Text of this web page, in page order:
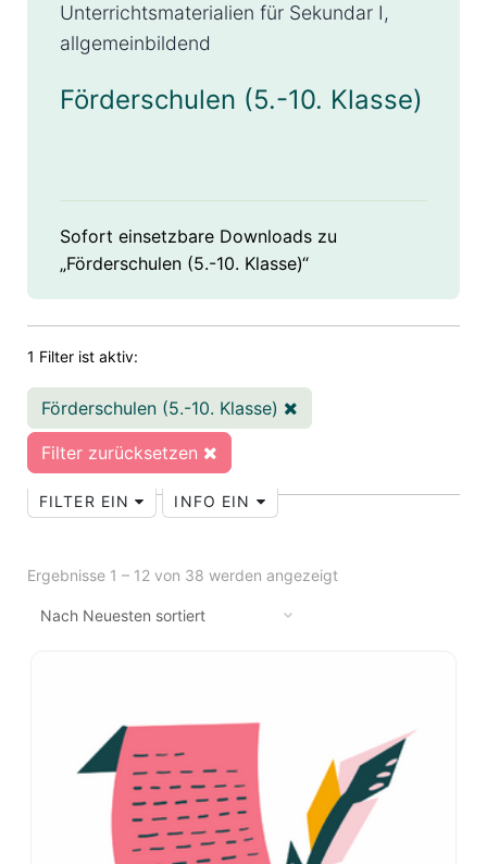
Unterrichtsmaterialien für Sekundar I,
allgemeinbildend
Förderschulen (5.-10. Klasse)
Sofort einsetzbare Downloads zu
„Förderschulen (5.-10. Klasse)“
1 Filter ist aktiv:
Förderschulen (5.-10. Klasse)
Filter zurücksetzen
FILTER EIN INFO EIN
Ergebnisse 1 – 12 von 38 werden angezeigt